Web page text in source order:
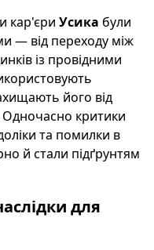
кар'єри Усика були
— від переходу між
із провідними
його від
Одночасно критики
та помилки в
й стали підґрунтям
для